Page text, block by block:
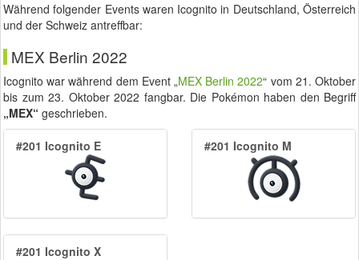
Während folgender Events waren Icognito in Deutschland, Österreich
und der Schweiz antreffbar:
MEX Berlin 2022
Icognito war während dem Event „MEX Berlin 2022“ vom 21. Oktober
bis zum 23. Oktober 2022 fangbar. Die Pokémon haben den Begriff
„MEX“ geschrieben.
#201 Icognito E #201 Icognito M
#201 Icognito X